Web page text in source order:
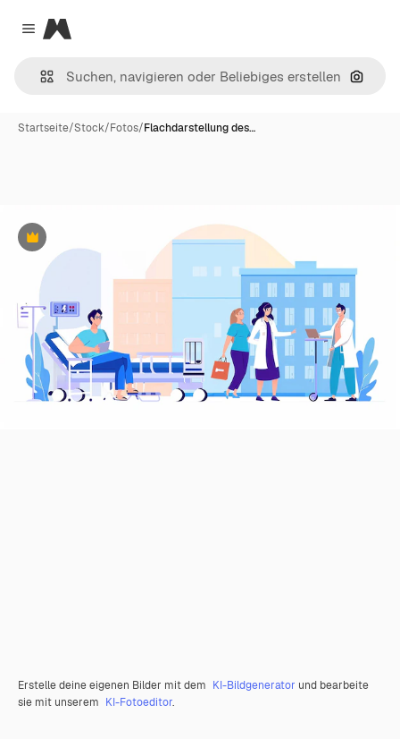
Close menu
Magnific
Nach
Startseite/Stock/Fotos/Flachdarstellung des…
Premium
Erstelle deine eigenen Bilder mit dem KI-Bildgenerator und bearbeite
sie mit unserem KI-Fotoeditor.